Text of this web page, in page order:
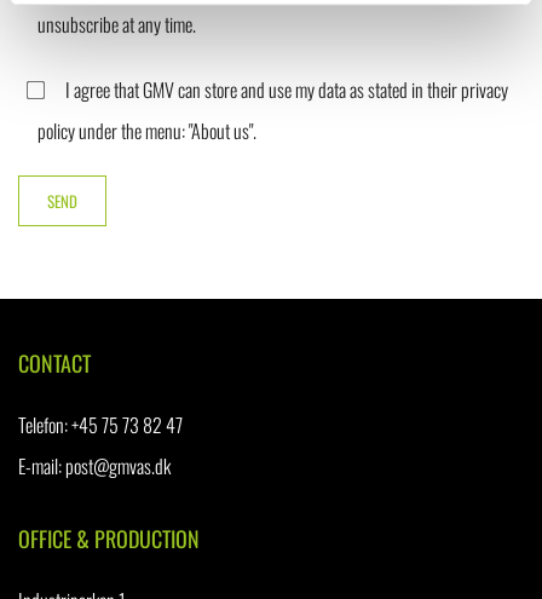
unsubscribe at any time.
I agree that GMV can store and use my data as stated in their privacy
policy under the menu: "About us".
CONTACT
Telefon:+45 75 73 82 47
E-mail:post@gmvas.dk
OFFICE & PRODUCTION